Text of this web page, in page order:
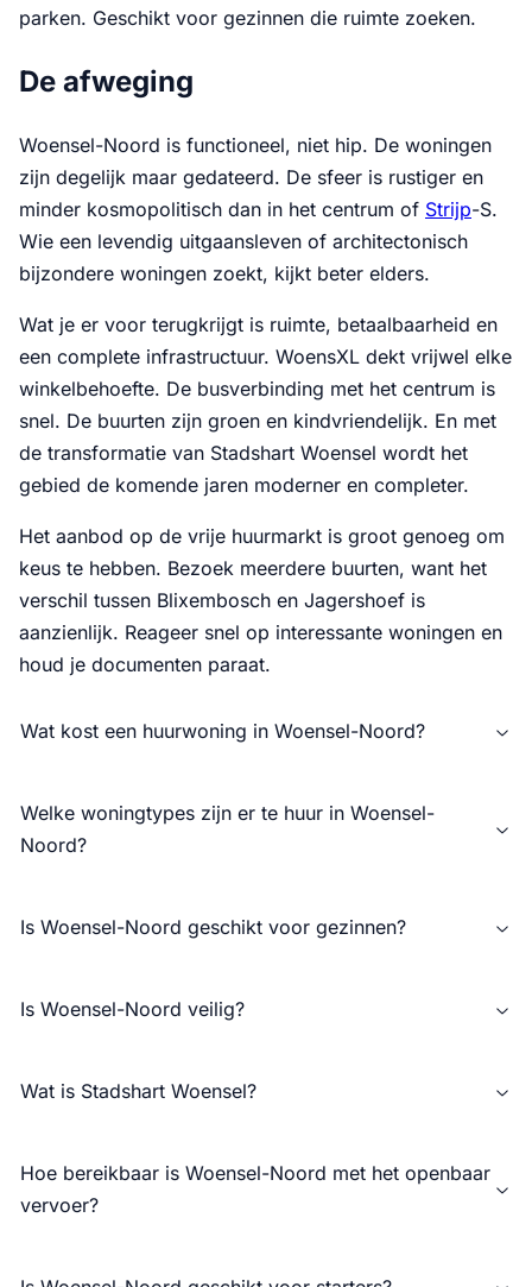
parken. Geschikt voor gezinnen die ruimte zoeken.
De afweging
Woensel-Noord is functioneel, niet hip. De woningen
zijn degelijk maar gedateerd. De sfeer is rustiger en
minder kosmopolitisch dan in het centrum of Strijp-S.
Wie een levendig uitgaansleven of architectonisch
bijzondere woningen zoekt, kijkt beter elders.
Wat je er voor terugkrijgt is ruimte, betaalbaarheid en
een complete infrastructuur. WoensXL dekt vrijwel elke
winkelbehoefte. De busverbinding met het centrum is
snel. De buurten zijn groen en kindvriendelijk. En met
de transformatie van Stadshart Woensel wordt het
gebied de komende jaren moderner en completer.
Het aanbod op de vrije huurmarkt is groot genoeg om
keus te hebben. Bezoek meerdere buurten, want het
verschil tussen Blixembosch en Jagershoef is
aanzienlijk. Reageer snel op interessante woningen en
houd je documenten paraat.
Wat kost een huurwoning in Woensel-Noord?
Welke woningtypes zijn er te huur in Woensel-
Noord?
Is Woensel-Noord geschikt voor gezinnen?
Is Woensel-Noord veilig?
Wat is Stadshart Woensel?
Hoe bereikbaar is Woensel-Noord met het openbaar
vervoer?